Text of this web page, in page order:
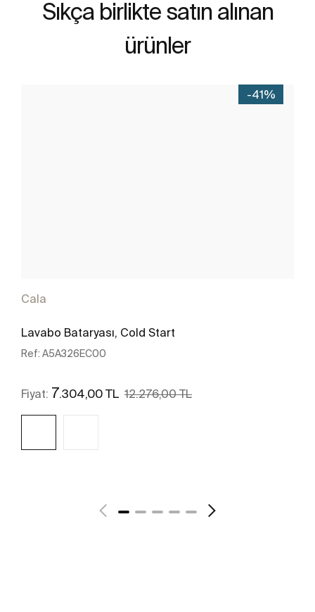
Sıkça birlikte satın alınan
ürünler
-41%
Cala
Lavabo Bataryası, Cold Start
Ref: A5A326EC00
Fiyat: 7.304,00 TL 12.276,00 TL